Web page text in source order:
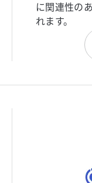
に関連性の
れます。